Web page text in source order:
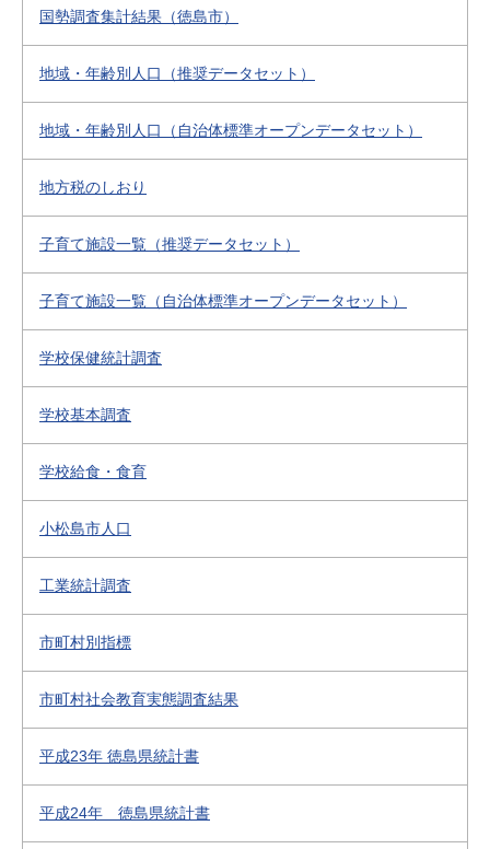
国勢調査集計結果（徳島市）
地域・年齢別人口（推奨データセット）
地域・年齢別人口（自治体標準オープンデータセット）
地方税のしおり
子育て施設一覧（推奨データセット）
子育て施設一覧（自治体標準オープンデータセット）
学校保健統計調査
学校基本調査
学校給食・食育
小松島市人口
工業統計調査
市町村別指標
市町村社会教育実態調査結果
平成23年 徳島県統計書
平成24年 徳島県統計書